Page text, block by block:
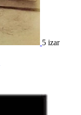
5 izar